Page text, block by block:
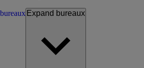
bureaux Expand bureaux